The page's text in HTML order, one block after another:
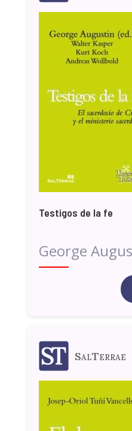
Testigos de la fe
George
SalTerrae